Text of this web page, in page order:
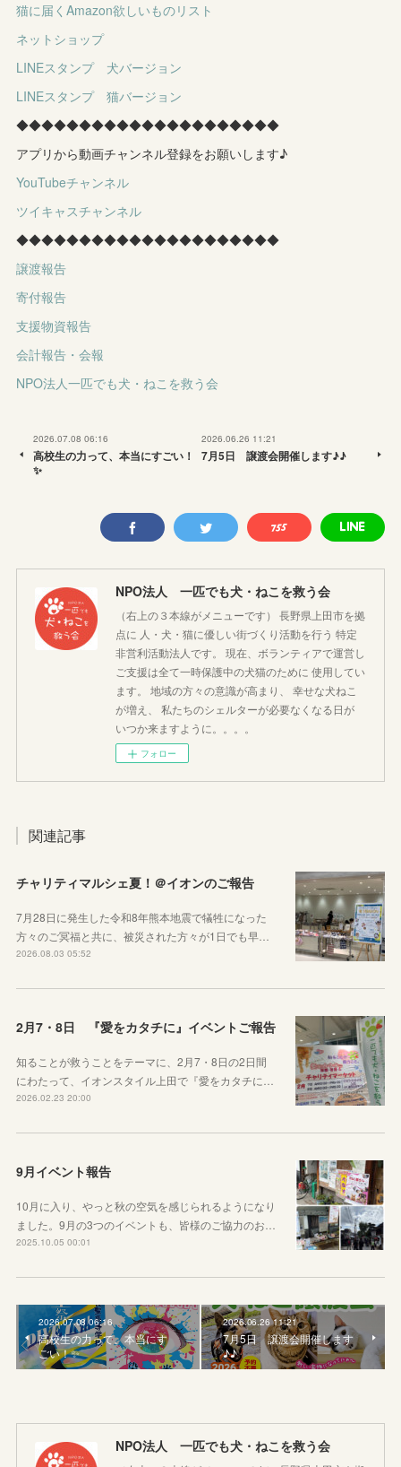
猫に届くAmazon欲しいものリスト
ネットショップ
LINEスタンプ 犬バージョン
LINEスタンプ 猫バージョン
◆◆◆◆◆◆◆◆◆◆◆◆◆◆◆◆◆◆◆◆◆
アプリから動画チャンネル登録をお願いします♪
YouTubeチャンネル
ツイキャスチャンネル
◆◆◆◆◆◆◆◆◆◆◆◆◆◆◆◆◆◆◆◆◆
譲渡報告
寄付報告
支援物資報告
会計報告・会報
NPO法人一匹でも犬・ねこを救う会
2026.07.08 06:16
高校生の力って、本当にすごい！
✨
2026.06.26 11:21
7月5日 譲渡会開催します♪♪
NPO法人 一匹でも犬・ねこを救う会
（右上の３本線がメニューです） 長野県上田市を拠
点に 人・犬・猫に優しい街づくり活動を行う 特定
非営利活動法人です。 現在、ボランティアで運営し
ご支援は全て一時保護中の犬猫のために 使用してい
ます。 地域の方々の意識が高まり、 幸せな犬ねこ
が増え、 私たちのシェルターが必要なくなる日が
いつか来ますように。。。。
フォロー
関連記事
チャリティマルシェ夏！＠イオンのご報告
7月28日に発生した令和8年熊本地震で犠牲になった
方々のご冥福と共に、被災された方々が1日でも早…
2026.08.03 05:52
2月7・8日 『愛をカタチに』イベントご報告
知ることが救うことをテーマに、2月7・8日の2日間
にわたって、イオンスタイル上田で『愛をカタチに…
2026.02.23 20:00
9月イベント報告
10月に入り、やっと秋の空気を感じられるようになり
ました。9月の3つのイベントも、皆様のご協力のお…
2025.10.05 00:01
2026.07.08 06:16
高校生の力って、本当にす
ごい！✨
2026.06.26 11:21
7月5日 譲渡会開催します
♪♪
NPO法人 一匹でも犬・ねこを救う会